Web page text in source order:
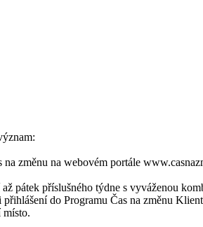
změnu na webovém portále
pátek příslušného týdne s vyváženou
do Programu Čas na změnu
místo.